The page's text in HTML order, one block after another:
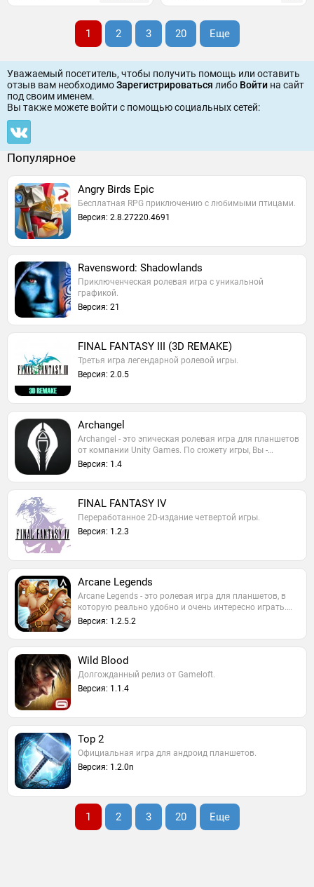
1 2 3 20 Еще
Уважаемый посетитель, чтобы получить помощь или оставить
отзыв вам необходимоЗарегистрироваться либо Войти на сайт
под своим именем.
Вы также можете войти c помощью социальных сетей:
Популярное
Angry Birds Epic
Бесплатная RPG приключению с любимыми птицами.
Версия: 2.8.27220.4691
Ravensword: Shadowlands
Приключенческая ролевая игра с уникальной
графикой.
Версия: 21
FINAL FANTASY III (3D REMAKE)
Третья игра легендарной ролевой игры.
Версия: 2.0.5
Archangel
Archangel - это эпическая ролевая игра для планшетов
от компании Unity Games. По сюжету игры, Вы -…
Версия: 1.4
FINAL FANTASY IV
Переработанное 2D-издание четвертой игры.
Версия: 1.2.3
Arcane Legends
Arcane Legends - это ролевая игра для планшетов, в
которую реально удобно и очень интересно играть.…
Версия: 1.2.5.2
Wild Blood
Долгожданный релиз от Gameloft.
Версия: 1.1.4
Тор 2
Официальная игра для андроид планшетов.
Версия: 1.2.0n
1 2 3 20 Еще